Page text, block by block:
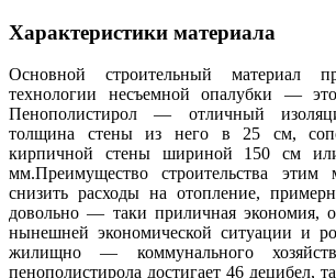
Характеристики материала
Основной строительный материал
технологии несъемной опалубки —
Пенополистирол — отличный
толщина стены из него в 25 см,
кирпичной стены шириной 150 см
мм.Преимущество строительства этим
снизить расходы на отопление,
довольно — таки приличная экономия,
нынешней экономической ситуации и
жилищно — коммунального
пенополистирола достигает 46 децибел,